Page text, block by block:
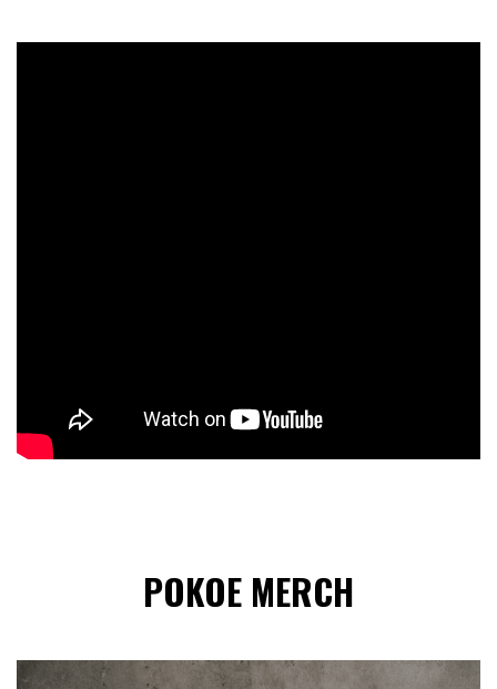
POKOE MERCH